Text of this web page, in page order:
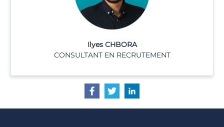
Ilyes CHBORA
CONSULTANT EN RECRUTEMENT